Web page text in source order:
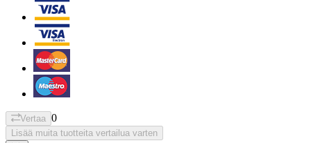
Vertaa 0
Lisää muita tuotteita vertailua varten